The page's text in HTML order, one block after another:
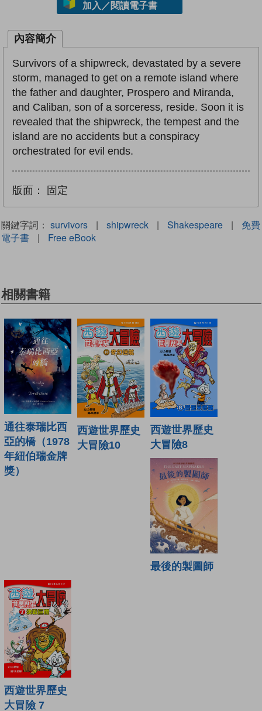
加入／閱讀電子書
內容簡介
Survivors of a shipwreck, devastated by a severe
storm, managed to get on a remote island where
the father and daughter, Prospero and Miranda,
and Caliban, son of a sorceress, reside. Soon it is
revealed that the shipwreck, the tempest and the
island are no accidents but a conspiracy
orchestrated for evil ends.
版面： 固定
關鍵字詞： survivors | shipwreck | Shakespeare |
免費
電子書
| Free eBook
相關書籍
通往泰瑞比西
亞的橋（1978
年紐伯瑞金牌
獎）
西遊世界歷史
大冒險10
西遊世界歷史
大冒險8
最後的製圖師
西遊世界歷史
大冒險 7